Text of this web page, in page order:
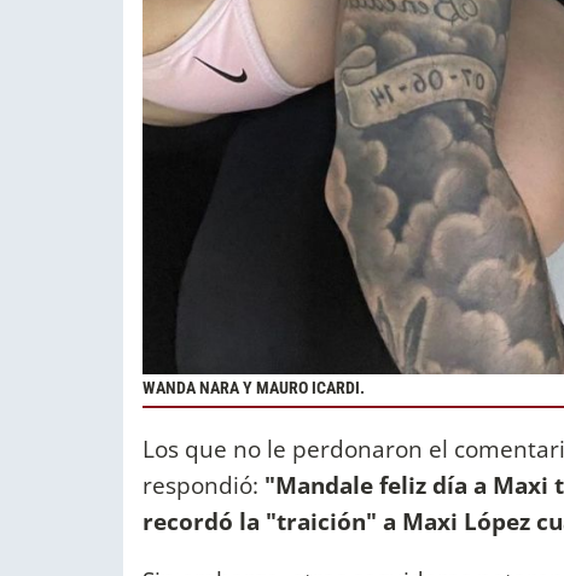
WANDA NARA Y MAURO ICARDI.
Los que no le perdonaron el
respondió: "Mandale feliz día a Maxi
recordó la "traición" a Maxi López